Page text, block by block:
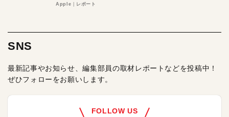
る理由とは
Apple レポート
SNS
最新記事やお知らせ、編集部員の取材レポートなどを投稿中！
ぜひフォローをお願いします。
FOLLOW US